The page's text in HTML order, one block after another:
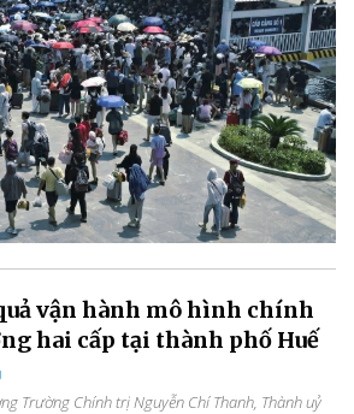
vận hành mô hình chính
hai cấp tại thành phố Huế
Trường Chính trị Nguyễn Chí Thanh, Thành uỷ